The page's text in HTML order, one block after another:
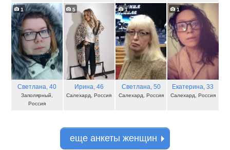
1
Светлана, 40
Заполярный,
Россия
5
Ирина, 46
Салехард, Россия
1
Светлана, 50
Салехард, Россия
1
Екатерина, 33
Салехард, Россия
еще анкеты женщин